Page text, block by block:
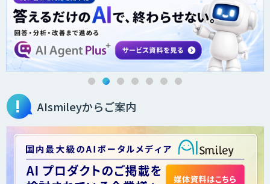
AIsmileyからご案内